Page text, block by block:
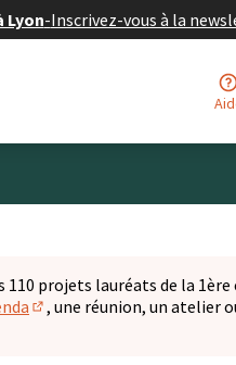
Lyon-Inscrivez-vous à la
projets lauréats de la
(S'ouvre dans un nouvel
, une réunion, un atelier